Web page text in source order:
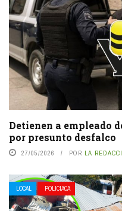
Detienen a empleado
por presunto desfalco
27/05/2026 POR LA
LOCAL POLICIACA